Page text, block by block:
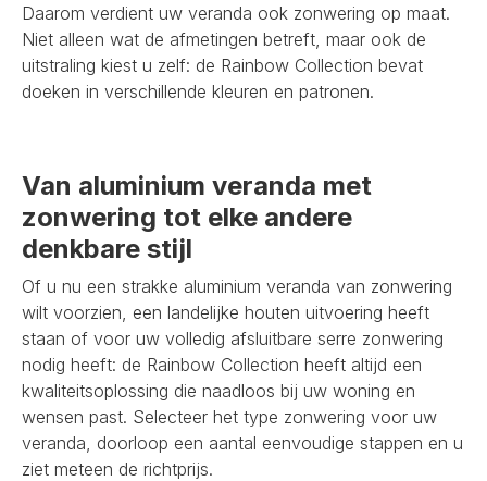
Daarom verdient uw veranda ook zonwering op maat.
Niet alleen wat de afmetingen betreft, maar ook de
uitstraling kiest u zelf: de Rainbow Collection bevat
doeken in verschillende kleuren en patronen.
Van aluminium veranda met
zonwering tot elke andere
denkbare stijl
Of u nu een strakke aluminium veranda van zonwering
wilt voorzien, een landelijke houten uitvoering heeft
staan of voor uw volledig afsluitbare serre zonwering
nodig heeft: de Rainbow Collection heeft altijd een
kwaliteitsoplossing die naadloos bij uw woning en
wensen past. Selecteer het type zonwering voor uw
veranda, doorloop een aantal eenvoudige stappen en u
ziet meteen de richtprijs.